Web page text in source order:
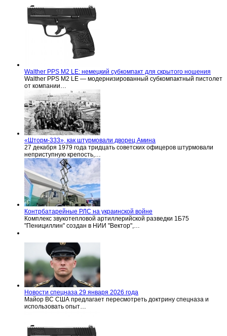
Walther PPS M2 LE: немецкий субкомпакт для скрытого ношения
Walther PPS M2 LE — модернизированный субкомпактный пистолет
от компании…
«Шторм-333», как штурмовали дворец Амина
27 декабря 1979 года тридцать советских офицеров штурмовали
неприступную крепость,…
Контрбатарейные РЛС на украинской войне
Комплекс звукотепловой артиллерийской разведки 1Б75
"Пенициллин" создан в НИИ "Вектор",…
Новости спецназа 29 января 2026 года
Майор ВС США предлагает пересмотреть доктрину спецназа и
использовать опыт…